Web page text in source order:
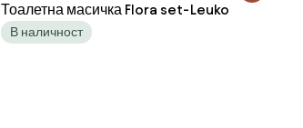
Тоалетна масичка Flora set-Leuko
В наличност